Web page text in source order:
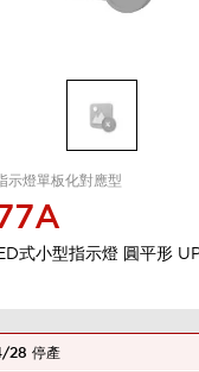
示燈單板化對應型
小型指示燈 圓平形
28 停產